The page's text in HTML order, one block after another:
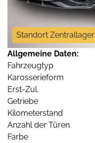
Standort Zentrallager
Allgemeine Daten:
Fahrzeugtyp
Karosserieform
Erst-Zul.
Getriebe
Kilometerstand
Anzahl der Türen
Farbe